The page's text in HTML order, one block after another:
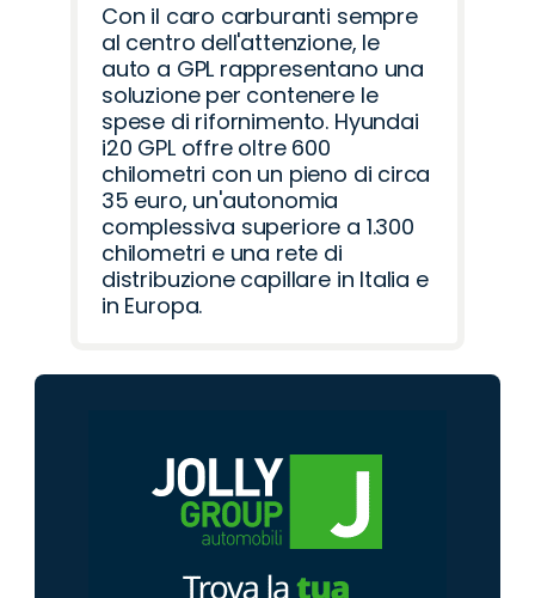
Con il caro carburanti sempre
al centro dell'attenzione, le
auto a GPL rappresentano una
soluzione per contenere le
spese di rifornimento. Hyundai
i20 GPL offre oltre 600
chilometri con un pieno di circa
35 euro, un'autonomia
complessiva superiore a 1.300
chilometri e una rete di
distribuzione capillare in Italia e
in Europa.